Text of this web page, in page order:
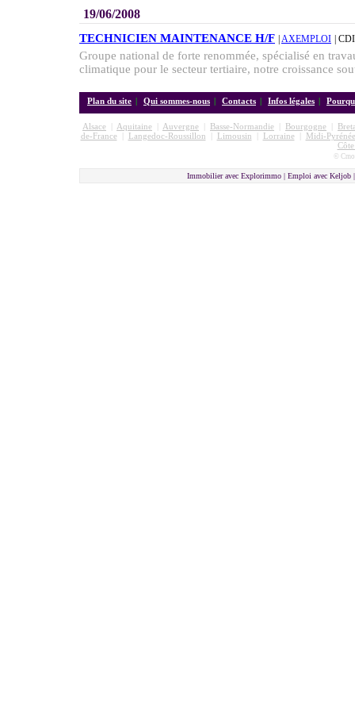
19/06/2008
TECHNICIEN MAINTENANCE H/F AXEMPLOI | CDI
Groupe national de forte renommée, spécialisé en
climatique pour le secteur tertiaire, notre croissance
Plan du site | Qui sommes-nous | Contacts | Infos légales |
Alsace Aquitaine Auvergne Basse-Normandie Bourgogne
de-France| Langedoc-Roussillon Limousin Lorraine|
Midi-
©
Immobilier avec Explorimmo | Emploi avec Keljob